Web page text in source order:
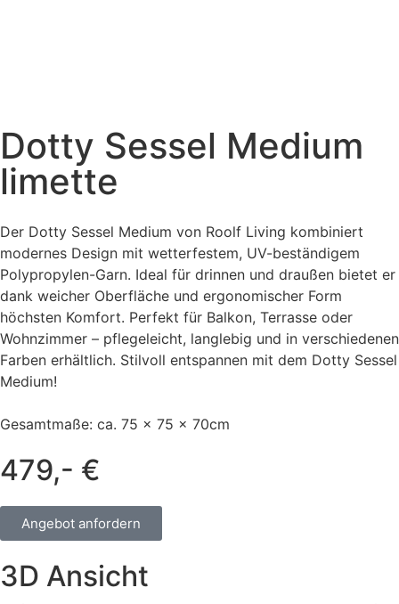
Dotty Sessel Medium
limette
Der Dotty Sessel Medium von Roolf Living kombiniert
modernes Design mit wetterfestem, UV-beständigem
Polypropylen-Garn. Ideal für drinnen und draußen bietet er
dank weicher Oberfläche und ergonomischer Form
höchsten Komfort. Perfekt für Balkon, Terrasse oder
Wohnzimmer – pflegeleicht, langlebig und in verschiedenen
Farben erhältlich. Stilvoll entspannen mit dem Dotty Sessel
Medium!
Gesamtmaße: ca. 75 x 75 x 70cm
479,- €
Angebot anfordern
3D Ansicht